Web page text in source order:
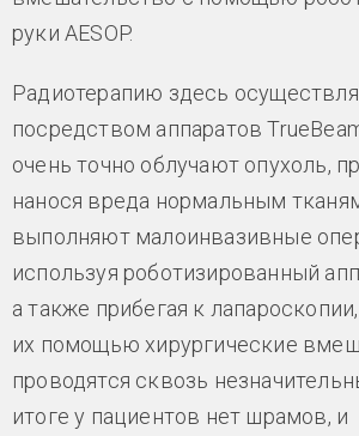
руки AESOP.
Радиотерапию здесь
посредством аппаратов
очень точно облучают опухоль,
нанося вреда нормальным
выполняют малоинвазивные
используя роботизированный
а также прибегая к
их помощью хирургические
проводятся сквозь
итоге у пациентов нет шрамов, и